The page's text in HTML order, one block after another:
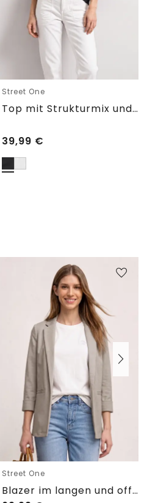
Street One
Top mit Strukturmix und Crochet-Details
39,99 €
Street One
Blazer im langen und offenen Schnitt